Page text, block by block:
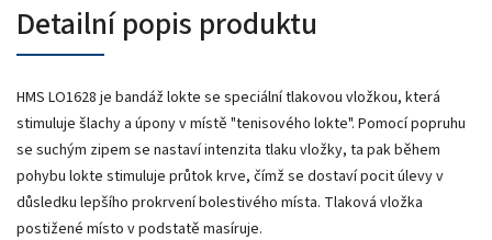
Detailní popis produktu
HMS LO1628 je bandáž lokte se speciální tlakovou vložkou, která
stimuluje šlachy a úpony v místě "tenisového lokte". Pomocí popruhu
se suchým zipem se nastaví intenzita tlaku vložky, ta pak během
pohybu lokte stimuluje průtok krve, čímž se dostaví pocit úlevy v
důsledku lepšího prokrvení bolestivého místa. Tlaková vložka
postižené místo v podstatě masíruje.